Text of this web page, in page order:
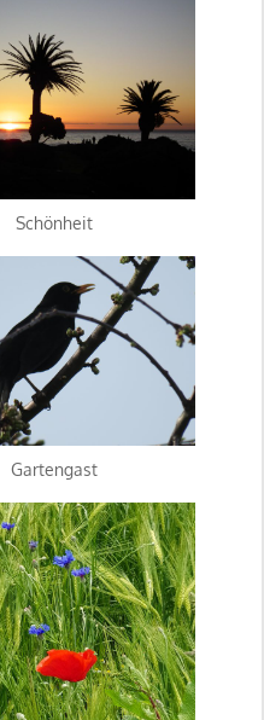
Schönheit
Gartengast